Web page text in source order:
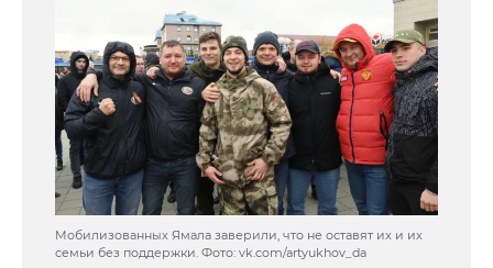
Мобилизованных Ямала заверили, что не оставят их и их
семьи без поддержки. Фото: vk.com/artyukhov_da